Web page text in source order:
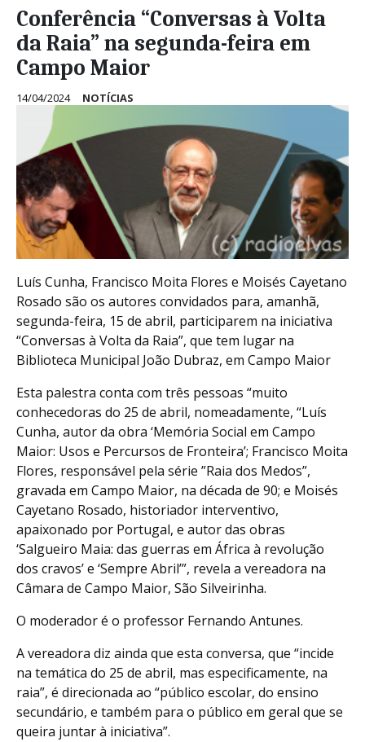
Conferência “Conversas à Volta
da Raia” na segunda-feira em
Campo Maior
14/04/2024 NOTÍCIAS
Luís Cunha, Francisco Moita Flores e Moisés Cayetano
Rosado são os autores convidados para, amanhã,
segunda-feira, 15 de abril, participarem na iniciativa
“Conversas à Volta da Raia”, que tem lugar na
Biblioteca Municipal João Dubraz, em Campo Maior
Esta palestra conta com três pessoas “muito
conhecedoras do 25 de abril, nomeadamente, “Luís
Cunha, autor da obra ‘Memória Social em Campo
Maior: Usos e Percursos de Fronteira’; Francisco Moita
Flores, responsável pela série ”Raia dos Medos”,
gravada em Campo Maior, na década de 90; e Moisés
Cayetano Rosado, historiador interventivo,
apaixonado por Portugal, e autor das obras
‘Salgueiro Maia: das guerras em África à revolução
dos cravos’ e ‘Sempre Abril’”, revela a vereadora na
Câmara de Campo Maior, São Silveirinha.
O moderador é o professor Fernando Antunes.
A vereadora diz ainda que esta conversa, que “incide
na temática do 25 de abril, mas especificamente, na
raia”, é direcionada ao “público escolar, do ensino
secundário, e também para o público em geral que se
queira juntar à iniciativa”.